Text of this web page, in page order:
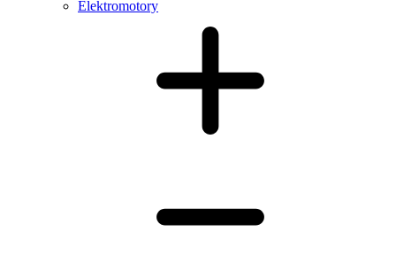
Elektromotory